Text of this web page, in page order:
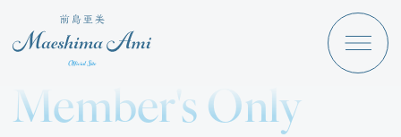
Maeshima Ami Discography
News
Member's Only